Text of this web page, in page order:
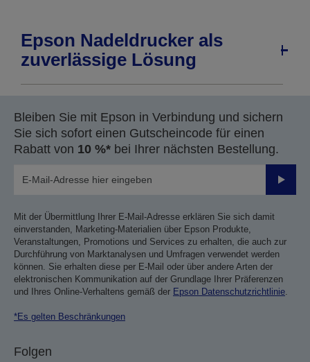
Epson Nadeldrucker als
zuverlässige Lösung
Bleiben Sie mit Epson in Verbindung und sichern
Sie sich sofort einen Gutscheincode für einen
Rabatt von 10 %* bei Ihrer nächsten Bestellung.
Mit der Übermittlung Ihrer E-Mail-Adresse erklären Sie sich damit
einverstanden, Marketing-Materialien über Epson Produkte,
Veranstaltungen, Promotions und Services zu erhalten, die auch zur
Durchführung von Marktanalysen und Umfragen verwendet werden
können. Sie erhalten diese per E-Mail oder über andere Arten der
elektronischen Kommunikation auf der Grundlage Ihrer Präferenzen
und Ihres Online-Verhaltens gemäß der Epson Datenschutzrichtlinie.
*Es gelten Beschränkungen
Folgen